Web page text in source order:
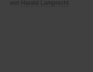
von Harald Lamprecht